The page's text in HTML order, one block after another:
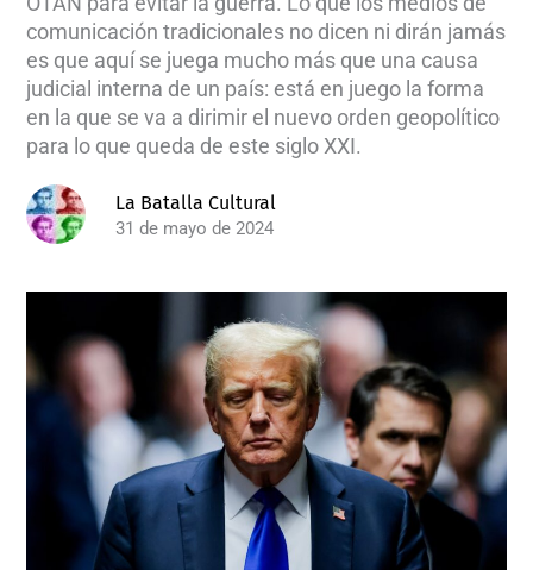
comunicación tradicionales no dicen ni dirán jamás
es que aquí se juega mucho más que una causa
judicial interna de un país: está en juego la forma
en la que se va a dirimir el nuevo orden geopolítico
para lo que queda de este siglo XXI.
La Batalla Cultural
31 de mayo de 2024